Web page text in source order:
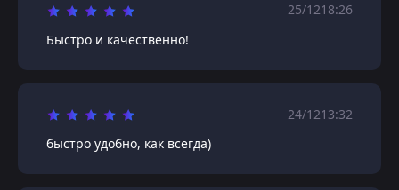
25/1218:26
Быстро и качественно!
24/1213:32
быстро удобно, как всегда)